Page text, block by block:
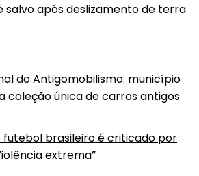
salvo após deslizamento de terra
do Antigomobilismo: município
coleção única de carros antigos
futebol brasileiro é criticado por
extrema”